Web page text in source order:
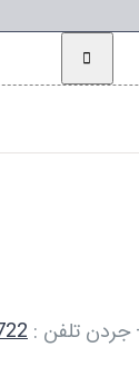
:
28429722-021